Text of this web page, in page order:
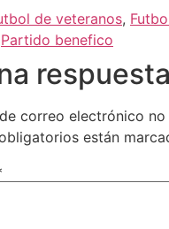
de veteranos,
Partido benefico
respuesta
correo electrónico no
están